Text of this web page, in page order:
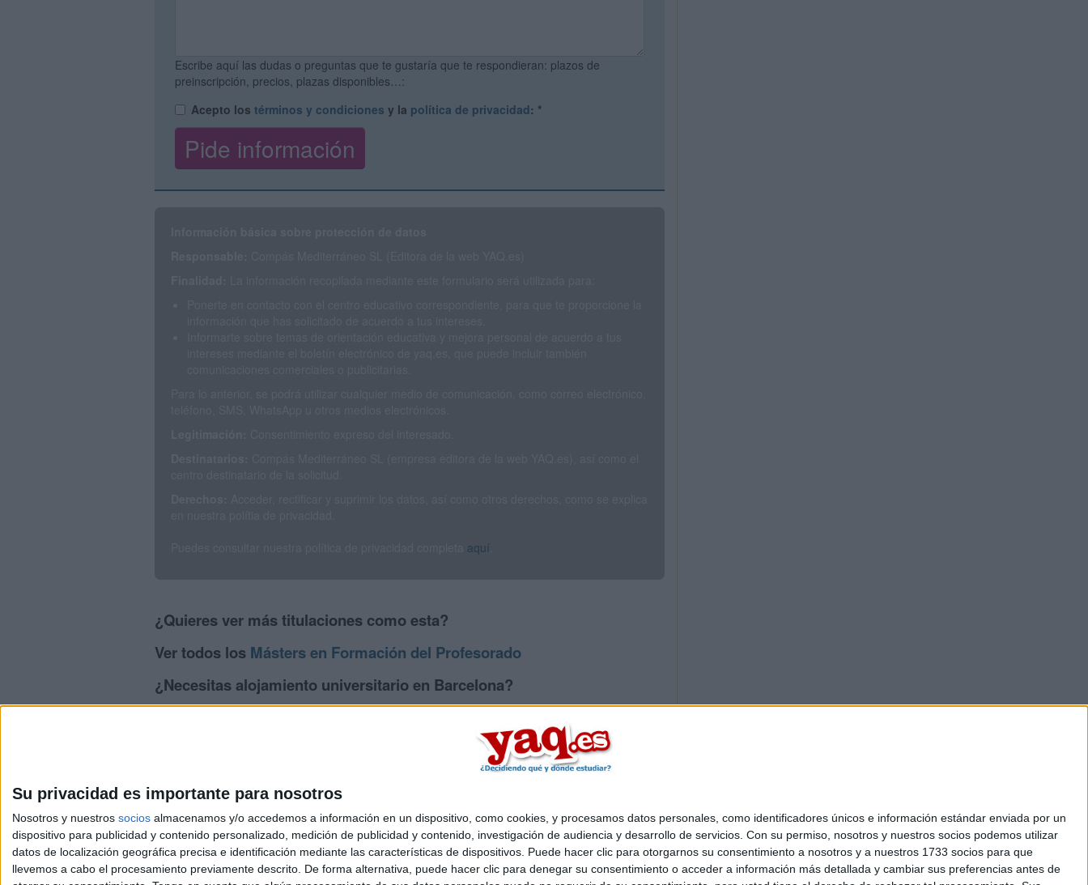
Su privacidad es importante para nosotros
Nosotros y nuestros socios almacenamos y/o accedemos a información en un dispositivo, como cookies, y procesamos datos personales, como identificadores únicos e información estándar enviada por un
dispositivo para publicidad y contenido personalizado, medición de publicidad y contenido, investigación de audiencia y desarrollo de servicios. Con su permiso, nosotros y nuestros socios podemos utilizar
datos de localización geográfica precisa e identificación mediante las características de dispositivos. Puede hacer clic para otorgarnos su consentimiento a nosotros y a nuestros 1733 socios para que
llevemos a cabo el procesamiento previamente descrito. De forma alternativa, puede hacer clic para denegar su consentimiento o acceder a información más detallada y cambiar sus preferencias antes de
Escribe aquí las dudas o preguntas que te gustaría que te respondieran: plazos de
preinscripción, precios, plazas disponibles…:
Acepto los términos y condiciones y la política de privacidad: *
aquí
¿Quieres ver más titulaciones como esta?
Ver todos los Másters en Formación del Profesorado
¿Necesitas alojamiento universitario en Barcelona?
>> Residencias de estudiantes y colegios mayores en Barcelona
Quiénes somos|Contactar|Anúnciate
Aviso legal|Politica de privacidad|Condiciones generales|Política de cookies
© 2003-2026Compás Mediterráneo S.L.- Diego de León 47 - 28006 Madrid [ESPAÑA] - Tel. +34 91 593 2767